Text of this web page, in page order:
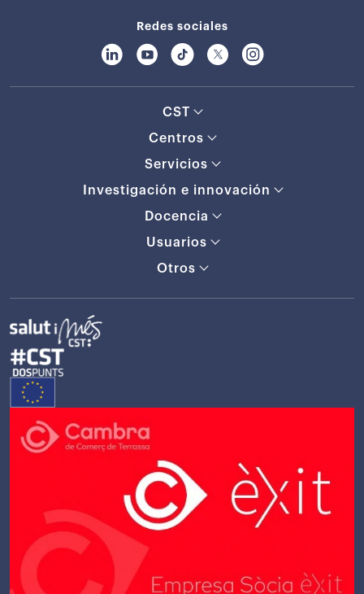
Redes sociales
CST
Centros
Servicios
Investigación e innovación
Docencia
Usuarios
Otros